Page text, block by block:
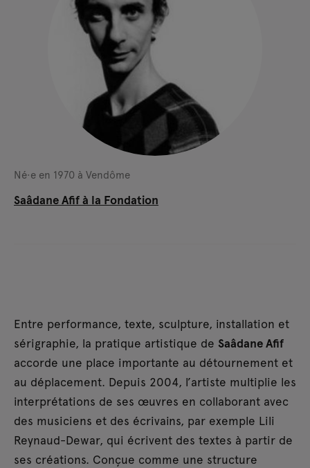
Né·e en 1970 à Vendôme
Saâdane Afif à la Fondation
Entre performance, texte, sculpture, installation et
sérigraphie, la pratique artistique de Saâdane Afif
accorde une place importante au détournement et
au déplacement. Depuis 2004, l’artiste multiplie les
interprétations de ses œuvres en collaborant avec
des musiciens et des écrivains, par exemple Lili
Reynaud-Dewar, qui écrivent des textes à partir de
ses créations. Conçue comme une structure